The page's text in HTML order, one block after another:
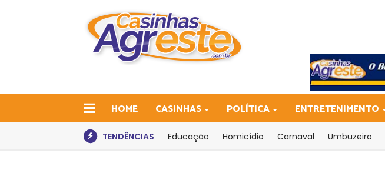
HOME CASINHAS POLÍTICA ENTRETENIMENTO
TENDÊNCIAS Educação Homicídio Carnaval Umbuzeiro